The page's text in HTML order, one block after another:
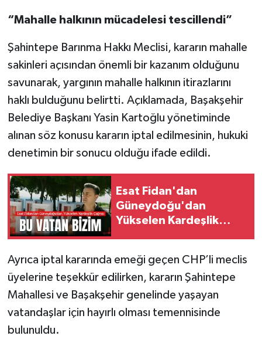
“Mahalle halkının mücadelesi tescillendi”
Şahintepe Barınma Hakkı Meclisi, kararın mahalle
sakinleri açısından önemli bir kazanım olduğunu
savunarak, yargının mahalle halkının itirazlarını
haklı bulduğunu belirtti. Açıklamada, Başakşehir
Belediye Başkanı Yasin Kartoğlu yönetiminde
alınan söz konusu kararın iptal edilmesinin, hukuki
denetimin bir sonucu olduğu ifade edildi.
Esat Fidan'dan
Güneydoğu'dan
Yükselen Kardeşlik
Ayrıca iptal kararında emeği geçen CHP’li meclis
üyelerine teşekkür edilirken, kararın Şahintepe
Mahallesi ve Başakşehir genelinde yaşayan
vatandaşlar için hayırlı olması temennisinde
bulunuldu.